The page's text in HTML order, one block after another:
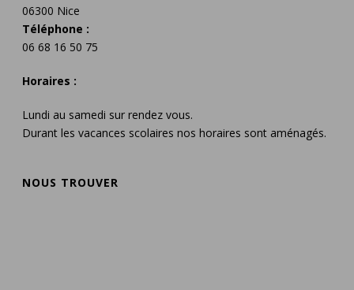
06300 Nice
Téléphone :
06 68 16 50 75
Horaires :
Lundi au samedi sur rendez vous.
Durant les vacances scolaires nos horaires sont aménagés.
NOUS TROUVER